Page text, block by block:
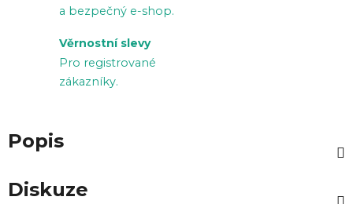
a bezpečný e-shop.
Věrnostní slevy
Pro registrované
zákazníky.
Popis
Diskuze